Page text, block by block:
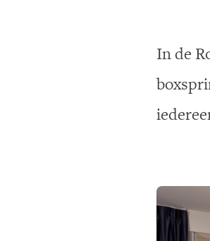
In de